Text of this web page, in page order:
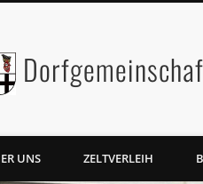
UNS ZELTVERLEIH